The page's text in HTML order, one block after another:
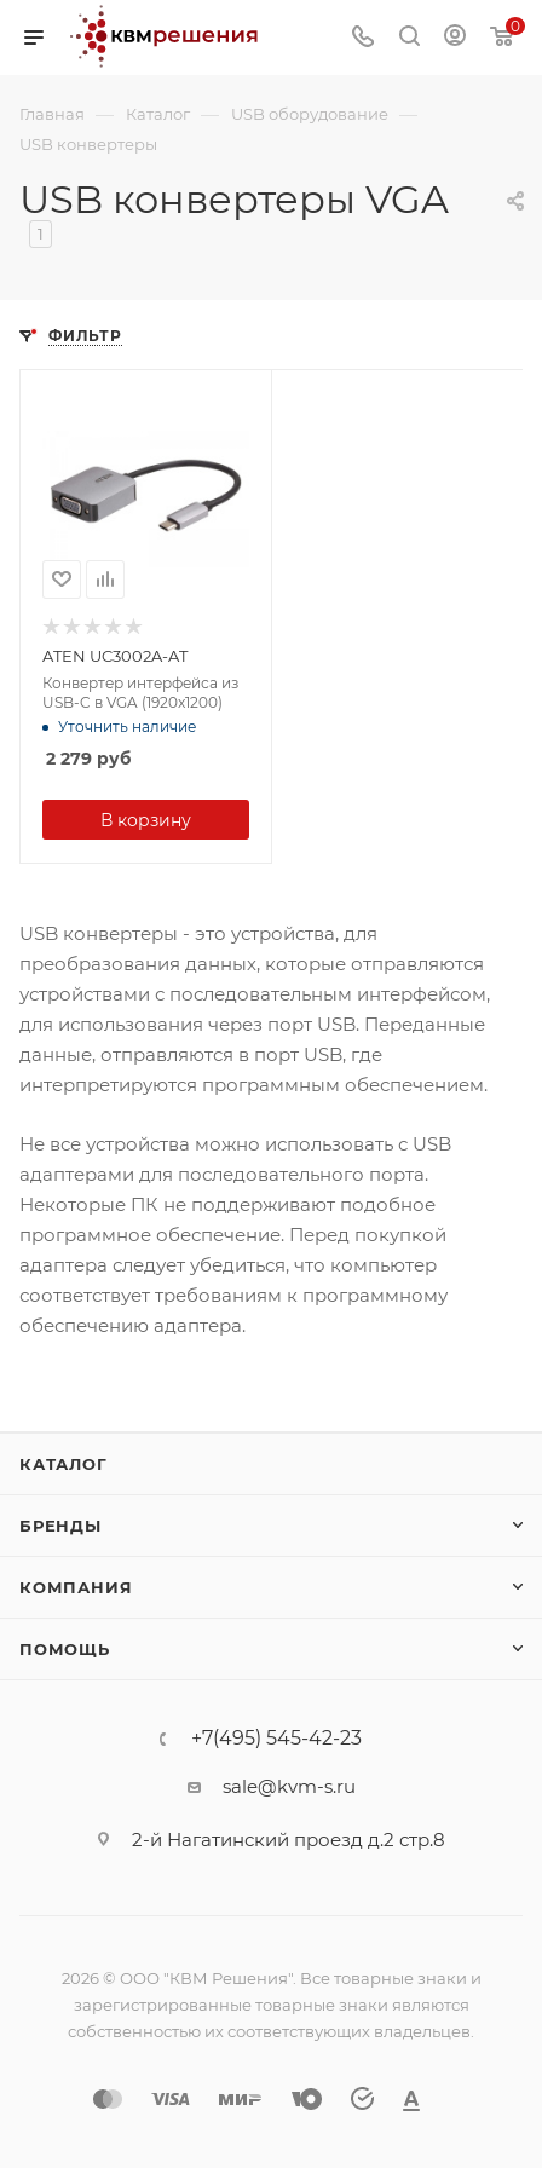
0
Главная — Каталог — USB оборудование —
USB конвертеры
USB конвертеры VGA
1
ФИЛЬТР
ATEN UC3002A-AT
Конвертер интерфейса из
USB-C в VGA (1920x1200)
Уточнить наличие
2 279 руб
В корзину
USB конвертеры - это устройства, для
преобразования данных, которые отправляются
устройствами с последовательным интерфейсом,
для использования через порт USB. Переданные
данные, отправляются в порт USB, где
интерпретируются программным обеспечением.
Не все устройства можно использовать с USB
адаптерами для последовательного порта.
Некоторые ПК не поддерживают подобное
программное обеспечение. Перед покупкой
адаптера следует убедиться, что компьютер
соответствует требованиям к программному
обеспечению адаптера.
КАТАЛОГ
БРЕНДЫ
КОМПАНИЯ
ПОМОЩЬ
+7(495) 545-42-23
sale@kvm-s.ru
2-й Нагатинский проезд д.2 стр.8
2026 © ООО "КВМ Решения". Все товарные знаки и
зарегистрированные товарные знаки являются
собственностью их соответствующих владельцев.